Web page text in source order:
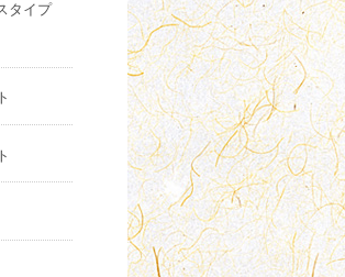
タイプ